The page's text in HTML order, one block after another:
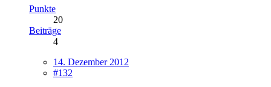
Punkte
20
Beiträge
4
14. Dezember 2012
#132